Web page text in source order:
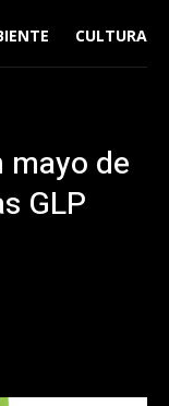
CULTURA
mayo de
GLP